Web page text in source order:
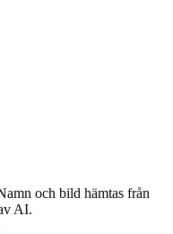
och bild hämtas från
AI.